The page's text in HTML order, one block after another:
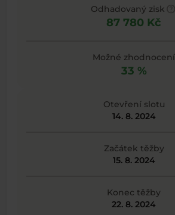
Odhadovaný zisk
87 780 Kč
Možné zhodnocení
33 %
Otevření slotu
14. 8. 2024
Začátek těžby
15. 8. 2024
Konec těžby
22. 8. 2024